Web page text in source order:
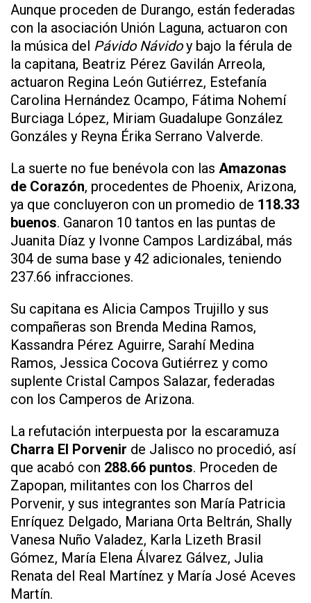
Aunque proceden de Durango, están federadas
con la asociación Unión Laguna, actuaron con
la música del Pávido Návidoy bajo la férula de
la capitana, Beatriz Pérez Gavilán Arreola,
actuaron Regina León Gutiérrez, Estefanía
Carolina Hernández Ocampo, Fátima Nohemí
Burciaga López, Miriam Guadalupe González
Gonzáles y Reyna Érika Serrano Valverde.
La suerte no fue benévola con las Amazonas
de Corazón, procedentes de Phoenix, Arizona,
ya que concluyeron con un promedio de 118.33
buenos. Ganaron 10 tantos en las puntas de
Juanita Díaz y Ivonne Campos Lardizábal, más
304 de suma base y 42 adicionales, teniendo
237.66 infracciones.
Su capitana es Alicia Campos Trujillo y sus
compañeras son Brenda Medina Ramos,
Kassandra Pérez Aguirre, Sarahí Medina
Ramos, Jessica Cocova Gutiérrez y como
suplente Cristal Campos Salazar, federadas
con los Camperos de Arizona.
La refutación interpuesta por la escaramuza
Charra El Porvenir de Jalisco no procedió, así
que acabó con 288.66 puntos. Proceden de
Zapopan, militantes con los Charros del
Porvenir, y sus integrantes son María Patricia
Enríquez Delgado, Mariana Orta Beltrán, Shally
Vanesa Nuño Valadez, Karla Lizeth Brasil
Gómez, María Elena Álvarez Gálvez, Julia
Renata del Real Martínez y María José Aceves
Martín.